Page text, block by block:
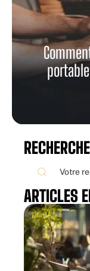
RECHERCHE
ARTICLES